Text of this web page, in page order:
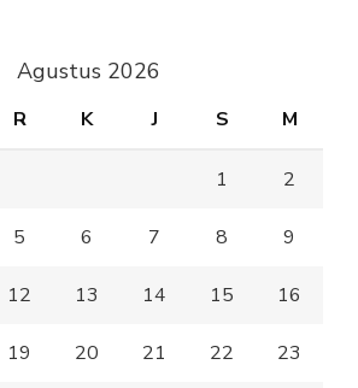
Agustus 2026
R K J S M
1 2
5 6 7 8 9
12 13 14 15 16
19 20 21 22 23